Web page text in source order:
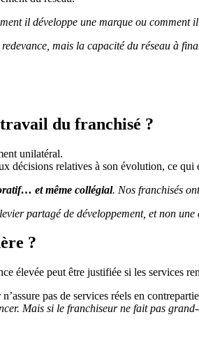
il développe une marque ou comment
mais la capacité du réseau à
du franchisé ?
unilatéral.
décisions relatives à son évolution, ce qui
et même collégial. Nos franchisés
partagé de développement, et non une
?
élevée peut être justifiée si les services
pas de services réels en
Mais si le franchiseur ne fait pas